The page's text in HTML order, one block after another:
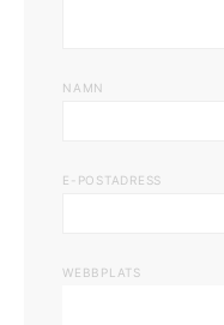
NAMN
E-POSTADRESS
WEBBPLATS